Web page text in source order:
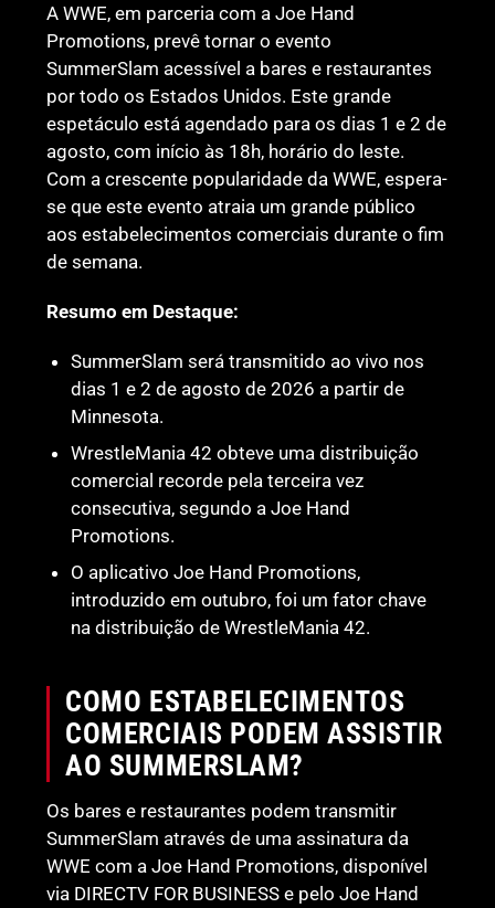
A WWE, em parceria com a Joe Hand
Promotions, prevê tornar o evento
SummerSlam acessível a bares e restaurantes
por todo os Estados Unidos. Este grande
espetáculo está agendado para os dias 1 e 2 de
agosto, com início às 18h, horário do leste.
Com a crescente popularidade da WWE, espera-
se que este evento atraia um grande público
aos estabelecimentos comerciais durante o fim
de semana.
Resumo em Destaque:
SummerSlam será transmitido ao vivo nos
dias 1 e 2 de agosto de 2026 a partir de
Minnesota.
WrestleMania 42 obteve uma distribuição
comercial recorde pela terceira vez
consecutiva, segundo a Joe Hand
Promotions.
O aplicativo Joe Hand Promotions,
introduzido em outubro, foi um fator chave
na distribuição de WrestleMania 42.
COMO ESTABELECIMENTOS
COMERCIAIS PODEM ASSISTIR
AO SUMMERSLAM?
Os bares e restaurantes podem transmitir
SummerSlam através de uma assinatura da
WWE com a Joe Hand Promotions, disponível
via DIRECTV FOR BUSINESS e pelo Joe Hand